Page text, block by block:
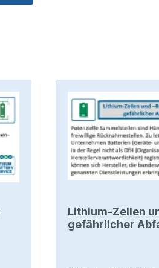
Lithium-Zellen
gefährlicher